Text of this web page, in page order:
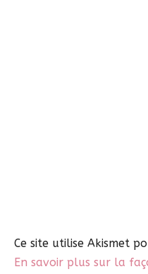
Ce site utilise Akismet
En savoir plus sur la